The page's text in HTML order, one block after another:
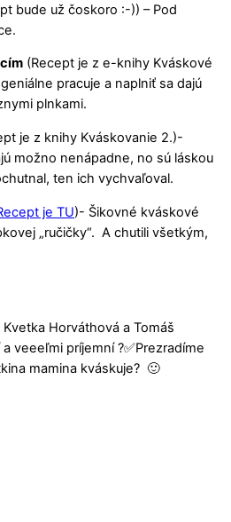
bude už čoskoro :-)) – Pod
(Recept je z e-knihy Kváskové
pracuje a naplniť sa dajú
plnkami.
je z knihy Kváskovanie 2.)-
možno nenápadne, no sú láskou
ten ich vychvaľoval.
je TU)- Šikovné kváskové
„ručičky“. A chutili všetkým,
Horváthová a Tomáš
a veeeľmi príjemní?✅Prezradíme
mamina kváskuje? 🙂